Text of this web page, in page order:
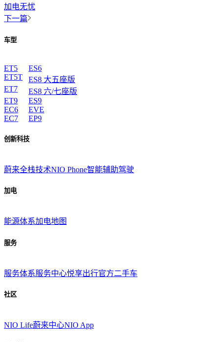
加电无忧
下一篇
车型
ET5
ET5T
ET7
ET9
EC6
EC7
ES6
ES8 大五座版
ES8 六/七座版
ES9
EVE
EP9
创新科技
蔚来全栈技术NIO Phone智能辅助驾驶
加电
能源体系加电地图
服务
服务体系服务中心悦享出行官方二手车
社区
NIO Life蔚来中心NIO App